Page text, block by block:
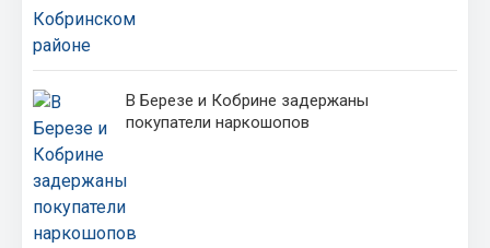
В Березе и Кобрине задержаны
покупатели наркошопов